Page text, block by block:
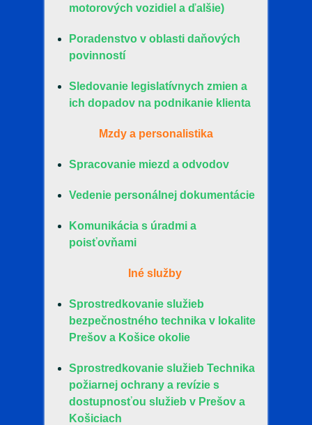
motorových vozidiel a ďalšie)
Poradenstvo v oblasti daňových
povinností
Sledovanie legislatívnych zmien a
ich dopadov na podnikanie klienta
Mzdy a personalistika
Spracovanie miezd a odvodov
Vedenie personálnej dokumentácie
Komunikácia s úradmi a
poisťovňami
Iné služby
Sprostredkovanie služieb
bezpečnostného technika v lokalite
Prešov a Košice okolie
Sprostredkovanie služieb Technika
požiarnej ochrany a revízie s
dostupnosťou služieb v Prešov a
Košiciach